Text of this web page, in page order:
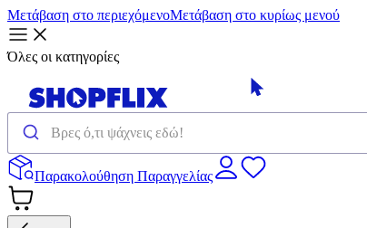
Μετάβαση στο περιεχόμενοΜετάβαση στο κυρίως μενού
Όλες οι κατηγορίες
Παρακολούθηση Παραγγελίας